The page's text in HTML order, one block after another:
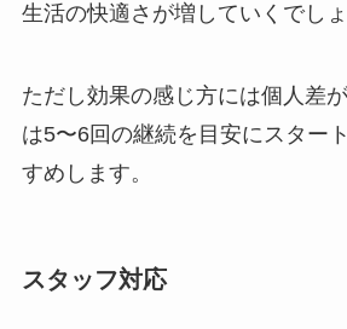
生活の快適さが増していくでしょ
ただし効果の感じ方には個人差
は5〜6回の継続を目安にスター
すめします。
スタッフ対応